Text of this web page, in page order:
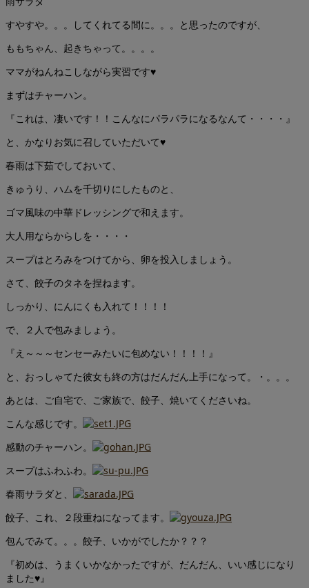
すやすや。。。してくれてる間に。。。と思ったのですが、
ももちゃん、起きちゃって。。。。
ママがねんねこしながら実習です♥
まずはチャーハン。
『これは、凄いです！！こんなにパラパラになるなんて・・・・』
と、かなりお気に召していただいて♥
春雨は下茹でしておいて、
きゅうり、ハムを千切りにしたものと、
ゴマ風味の中華ドレッシングで和えます。
大人用ならからしを・・・・
スープはとろみをつけてから、卵を投入しましょう。
さて、餃子のタネを捏ねます。
しっかり、にんにくも入れて！！！！
で、２人で包みましょう。
『え～～～センセーみたいに包めない！！！！』
と、おっしゃてた彼女も終の方はだんだん上手になって。・。。。
あとは、ご自宅で、ご家族で、餃子、焼いてくださいね。
こんな感じです。
感動のチャーハン。
スープはふわふわ。
春雨サラダと、
餃子、これ、２段重ねになってます。
包んでみて。。。餃子、いかがでしたか？？？
『初めは、うまくいかなかったですが、だんだん、いい感じになり
ました♥』